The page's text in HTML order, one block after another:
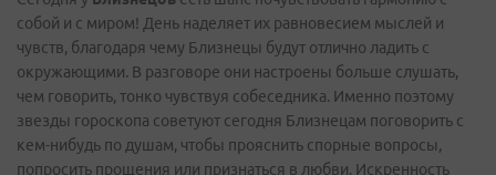
собой и с миром! День наделяет их равновесием мыслей и
чувств, благодаря чему Близнецы будут отлично ладить с
окружающими. В разговоре они настроены больше слушать,
чем говорить, тонко чувствуя собеседника. Именно поэтому
звезды гороскопа советуют сегодня Близнецам поговорить с
кем-нибудь по душам, чтобы прояснить спорные вопросы,
попросить прощения или признаться в любви. Искренность